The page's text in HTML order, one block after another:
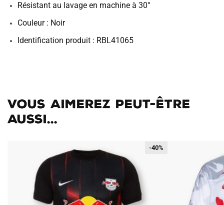
Résistant au lavage en machine à 30°
Couleur : Noir
Identification produit : RBL41065
Vous aimerez peut-être
aussi...
-40%
-40%